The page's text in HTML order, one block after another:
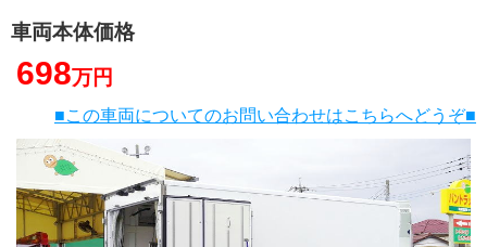
車両本体価格
698万円
■この車両についてのお問い合わせはこちらへどうぞ■